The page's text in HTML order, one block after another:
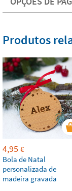
Produtos
4,95 €
Bola de Natal
personalizada de
madeira gravada